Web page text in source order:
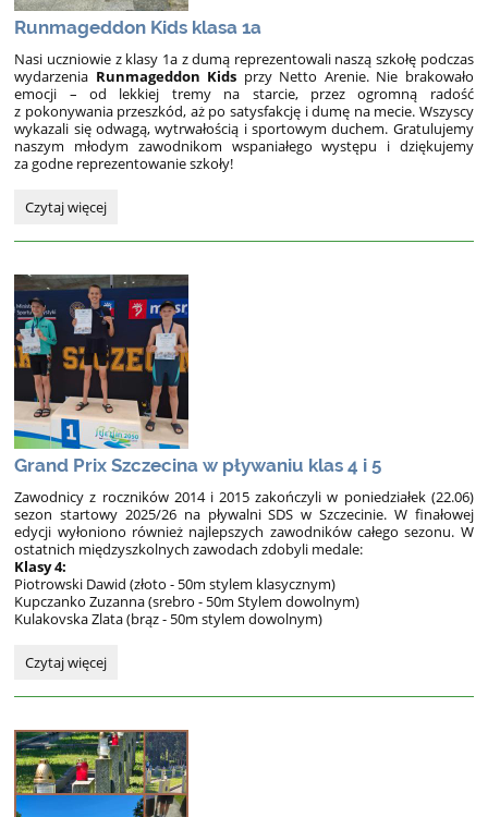
Runmageddon Kids klasa 1a
Nasi uczniowie z klasy 1a z dumą reprezentowali naszą szkołę podczas
wydarzenia Runmageddon Kids przy Netto Arenie. Nie brakowało
emocji – od lekkiej tremy na starcie, przez ogromną radość
z pokonywania przeszkód, aż po satysfakcję i dumę na mecie. Wszyscy
wykazali się odwagą, wytrwałością i sportowym duchem. Gratulujemy
naszym młodym zawodnikom wspaniałego występu i dziękujemy
za godne reprezentowanie szkoły!
Runmageddon
klasa
Czytaj więcej
Grand Prix Szczecina w pływaniu klas 4 i 5
Zawodnicy z roczników 2014 i 2015 zakończyli w poniedziałek (22.06)
sezon startowy 2025/26 na pływalni SDS w Szczecinie. W finałowej
edycji wyłoniono również najlepszych zawodników całego sezonu. W
ostatnich międzyszkolnych zawodach zdobyli medale:
Klasy 4:
Piotrowski Dawid (złoto - 50m stylem klasycznym)
Kupczanko Zuzanna (srebro - 50m Stylem dowolnym)
Kulakovska Zlata (brąz - 50m stylem dowolnym)
Grand
Szczecina
pływaniu
klas
4
i
Czytaj więcej